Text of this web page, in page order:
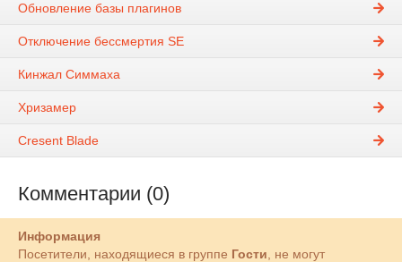
Обновление базы плагинов
Отключение бессмертия SE
Кинжал Симмаха
Хризамер
Cresent Blade
Комментарии (0)
Информация
Посетители, находящиеся в группе Гости , не могут